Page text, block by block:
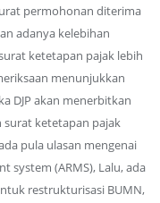
permohonan diterima
adanya kelebihan
ketetapan pajak lebih
menunjukkan
DJP akan menerbitkan
surat ketetapan pajak
pula ulasan mengenai
system (ARMS), Lalu, ada
restrukturisasi BUMN,